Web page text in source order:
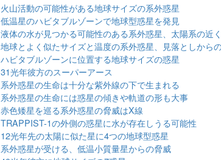
火山活動の可能性がある地球サイズの系外惑星
低温星のハビタブルゾーンで地球型惑星を発見
液体の水が見つかる可能性のある系外惑星、太陽系の近
地球とよく似たサイズと温度の系外惑星、見落としから
ハビタブルゾーンに位置する地球サイズの惑星
31光年彼方のスーパーアース
系外惑星の生命は十分な紫外線の下で生まれる
系外惑星の生命には惑星の傾きや軌道の形も大事
赤色矮星を巡る系外惑星の脅威はX線
TRAPPIST-1の外側の惑星に水が存在しうる可能性
12光年先の太陽に似た星に4つの地球型惑星
系外惑星が受ける、低温小質量星からの脅威